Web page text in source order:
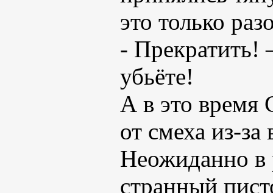
это только
- Прекратить!
убьёте!
А в это время
от смеха из-
Неожиданно в
странный